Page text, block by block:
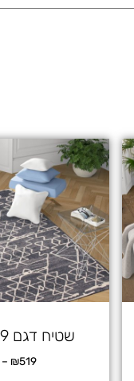
שטיח דגם Venus 7579
₪519
–